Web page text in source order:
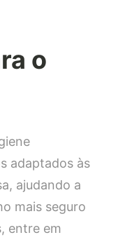
o
adaptados às
ajudando a
mais seguro
entre em